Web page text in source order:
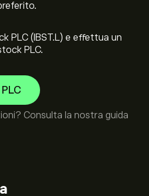
PLC (IBST.L) e effettua un
PLC.
Consulta la nostra guida